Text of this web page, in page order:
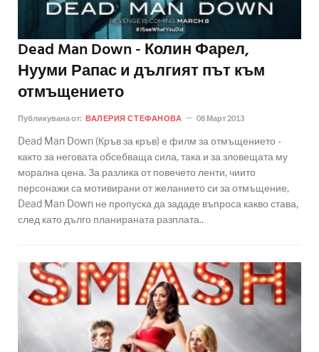
Dead Man Down - Колин Фарел,
Нууми Рапас и дългият път към
отмъщението
Публикувана от: ВАЛЕРИЯ СТЕФАНОВА 08 Март 2013
Dead Man Down (Кръв за кръв) е филм за отмъщението -
както за неговата обсебваща сила, така и за зловещата му
морална цена. За разлика от повечето ленти, чиито
персонажи са мотивирани от желанието си за отмъщение,
Dead Man Down не пропуска да зададе въпроса какво става,
след като дълго планираната разплата..